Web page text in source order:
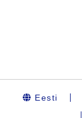
Eesti